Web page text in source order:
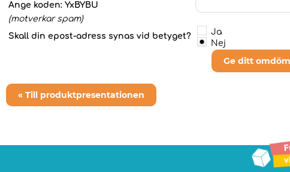
Ange koden: YxBYBU
(motverkar spam)
Skall din epost-adress synas vid betyget?
Ja
Nej
Ge ditt
« Till produktpresentationen